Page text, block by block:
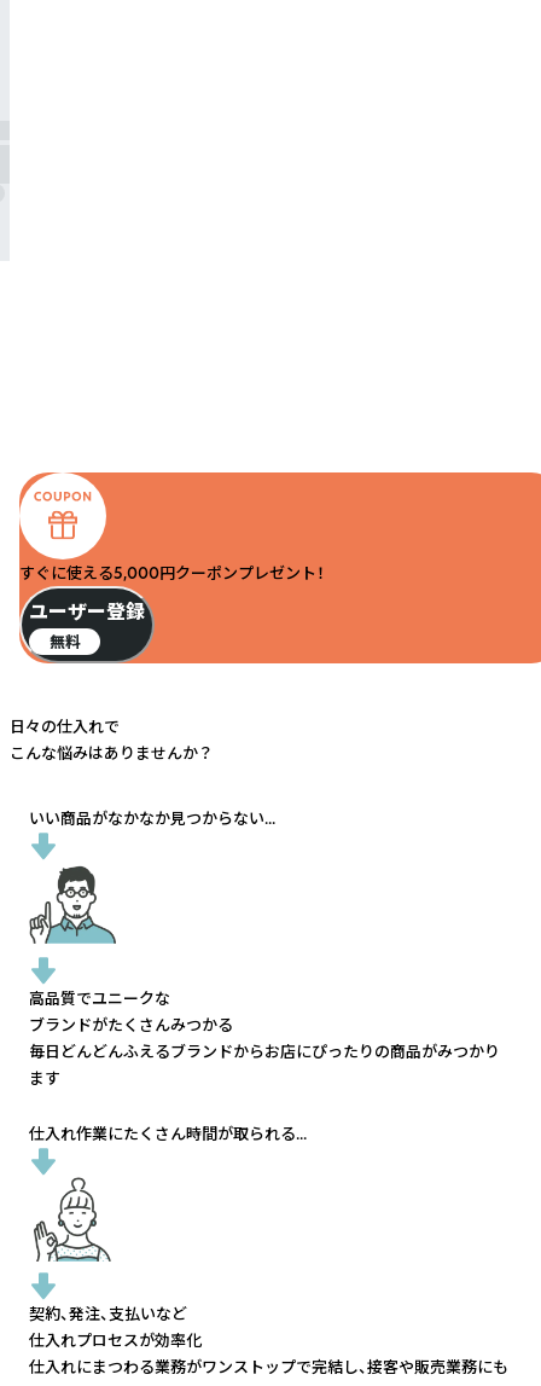
すぐに使える5,000円クーポンプレゼント！
ユーザー登録
無料
日々の仕入れで
こんな悩みはありませんか？
いい商品がなかなか見つからない...
高品質でユニークな
ブランドがたくさんみつかる
毎日どんどんふえるブランドからお店にぴったりの商品がみつかり
ます
仕入れ作業にたくさん時間が取られる...
契約、発注、支払いなど
仕入れプロセスが効率化
仕入れにまつわる業務がワンストップで完結し、接客や販売業務にも